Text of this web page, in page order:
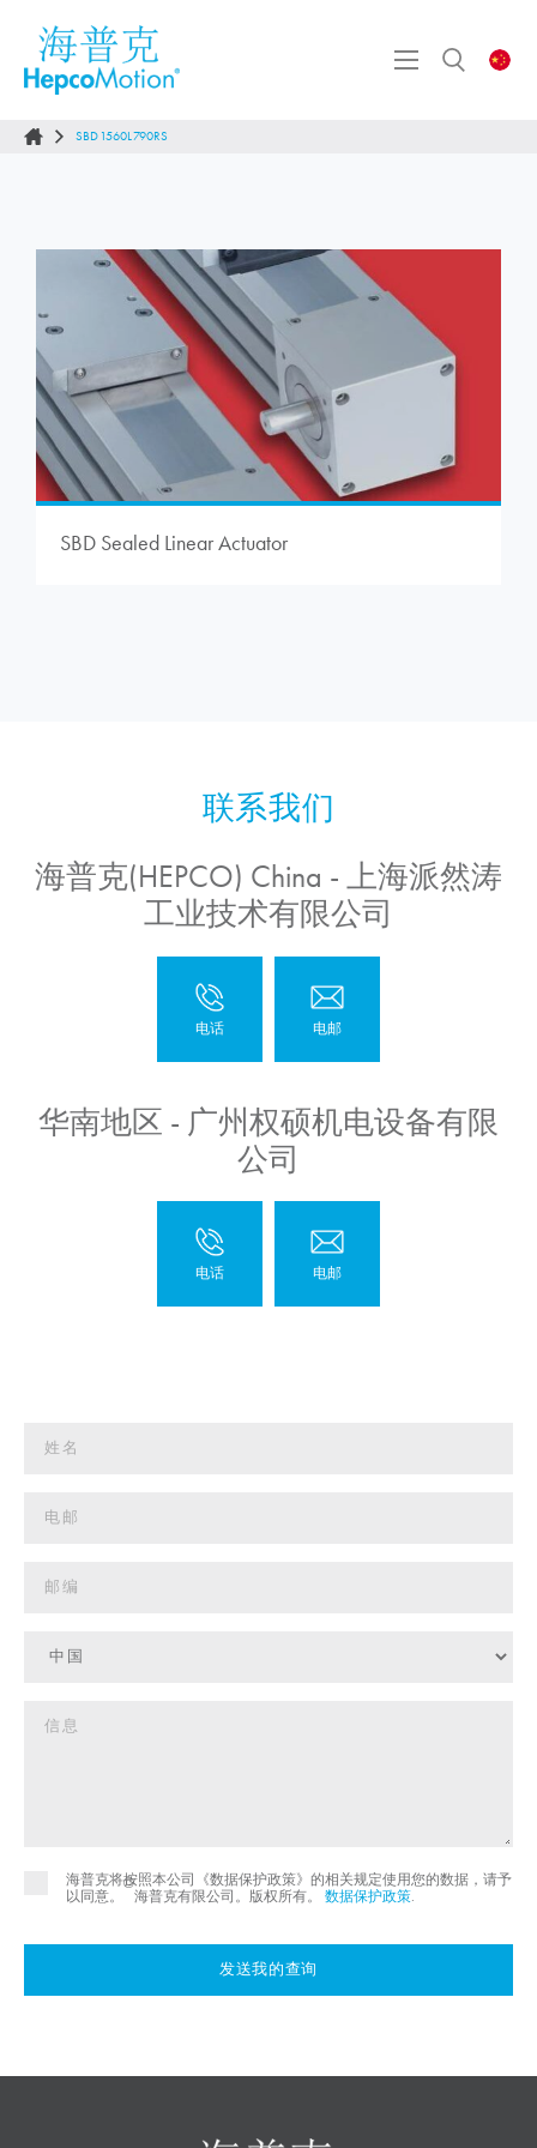
SBD1560L790RS
SBD Sealed Linear Actuator
海普克(HEPCO) China - 上海派然涛
工业技术有限公司
华南地区 - 广州权硕机电设备有限
公司
海普克将按照本公司《数据保护政策》的相关规定使用您的数据，请予
以同意。
©
海普克有限公司。版权所有。 数据保护政策.
发送我的查询